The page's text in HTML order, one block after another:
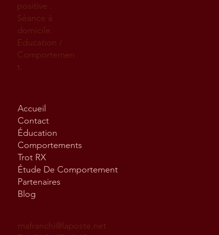
positive .
Séance à
domicile.
Education /
Comportemen
t.
Accueil
Contact
Éducation
Comportements
Trot RX
Étude De Comportement
Partenaires
Blog
mafranchi@laposte.net